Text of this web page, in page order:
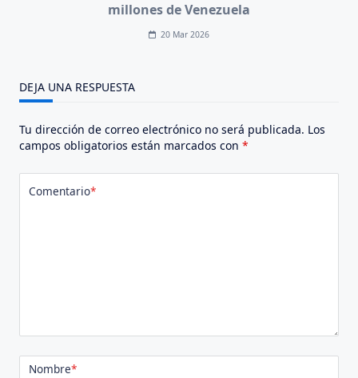
millones de Venezuela
20 Mar 2026
DEJA UNA RESPUESTA
Tu dirección de correo electrónico no será publicada. Los
campos obligatorios están marcados con *
Comentario*
Nombre*